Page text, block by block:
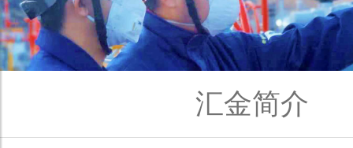
汇金简介